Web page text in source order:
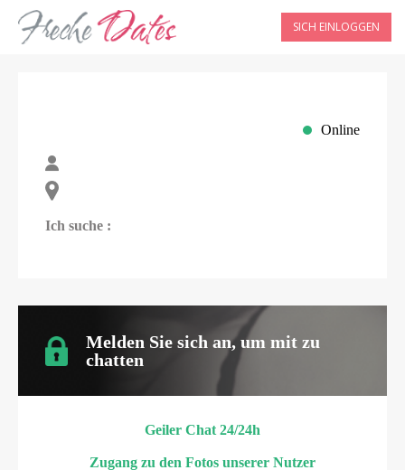
SICH EINLOGGEN
Online
Ich suche :
Melden Sie sich an, um mit zu
chatten
Geiler Chat 24/24h
Zugang zu den Fotos unserer Nutzer